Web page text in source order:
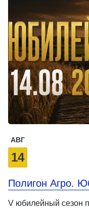
АВГ
14
Полигон Агро.
V юбилейный сезон